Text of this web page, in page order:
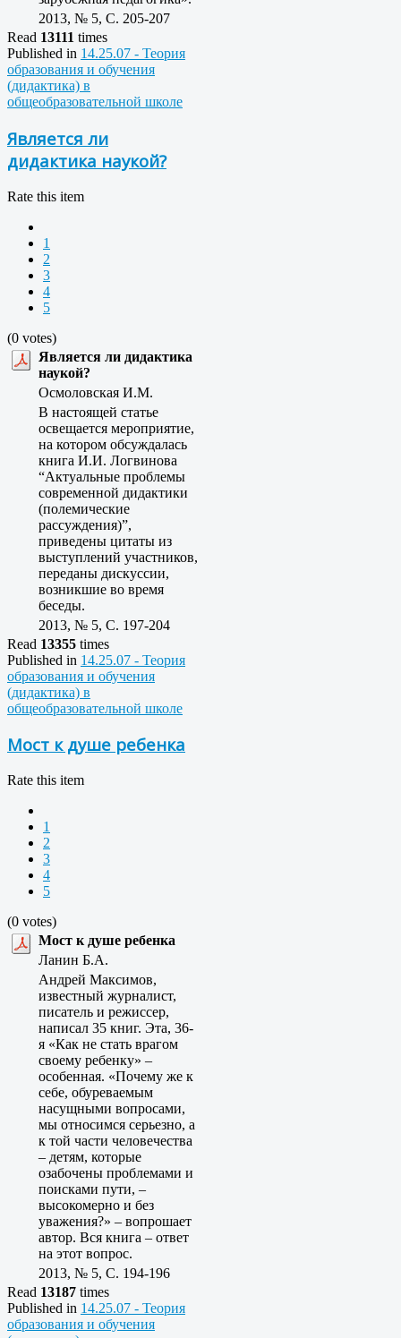
2013, № 5, C. 205-207
Read 13111 times
Published in 14.25.07 - Теория
образования и обучения
(дидактика) в
общеобразовательной школе
Является ли
дидактика наукой?
Rate this item
1
2
3
4
5
(0 votes)
Является ли дидактика
наукой?
Осмоловская И.М.
В настоящей статье
освещается мероприятие,
на котором обсуждалась
книга И.И. Логвинова
“Актуальные проблемы
современной дидактики
(полемические
рассуждения)”,
приведены цитаты из
выступлений участников,
переданы дискуссии,
возникшие во время
беседы.
2013, № 5, C. 197-204
Read 13355 times
Published in 14.25.07 - Теория
образования и обучения
(дидактика) в
общеобразовательной школе
Мост к душе ребенка
Rate this item
1
2
3
4
5
(0 votes)
Мост к душе ребенка
Ланин Б.А.
Андрей Максимов,
известный журналист,
писатель и режиссер,
написал 35 книг. Эта, 36-
я «Как не стать врагом
своему ребенку» –
особенная. «Почему же к
себе, обуреваемым
насущными вопросами,
мы относимся серьезно, а
к той части человечества
– детям, которые
озабочены проблемами и
поисками пути, –
высокомерно и без
уважения?» – вопрошает
автор. Вся книга – ответ
на этот вопрос.
2013, № 5, C. 194-196
Read 13187 times
Published in 14.25.07 - Теория
образования и обучения